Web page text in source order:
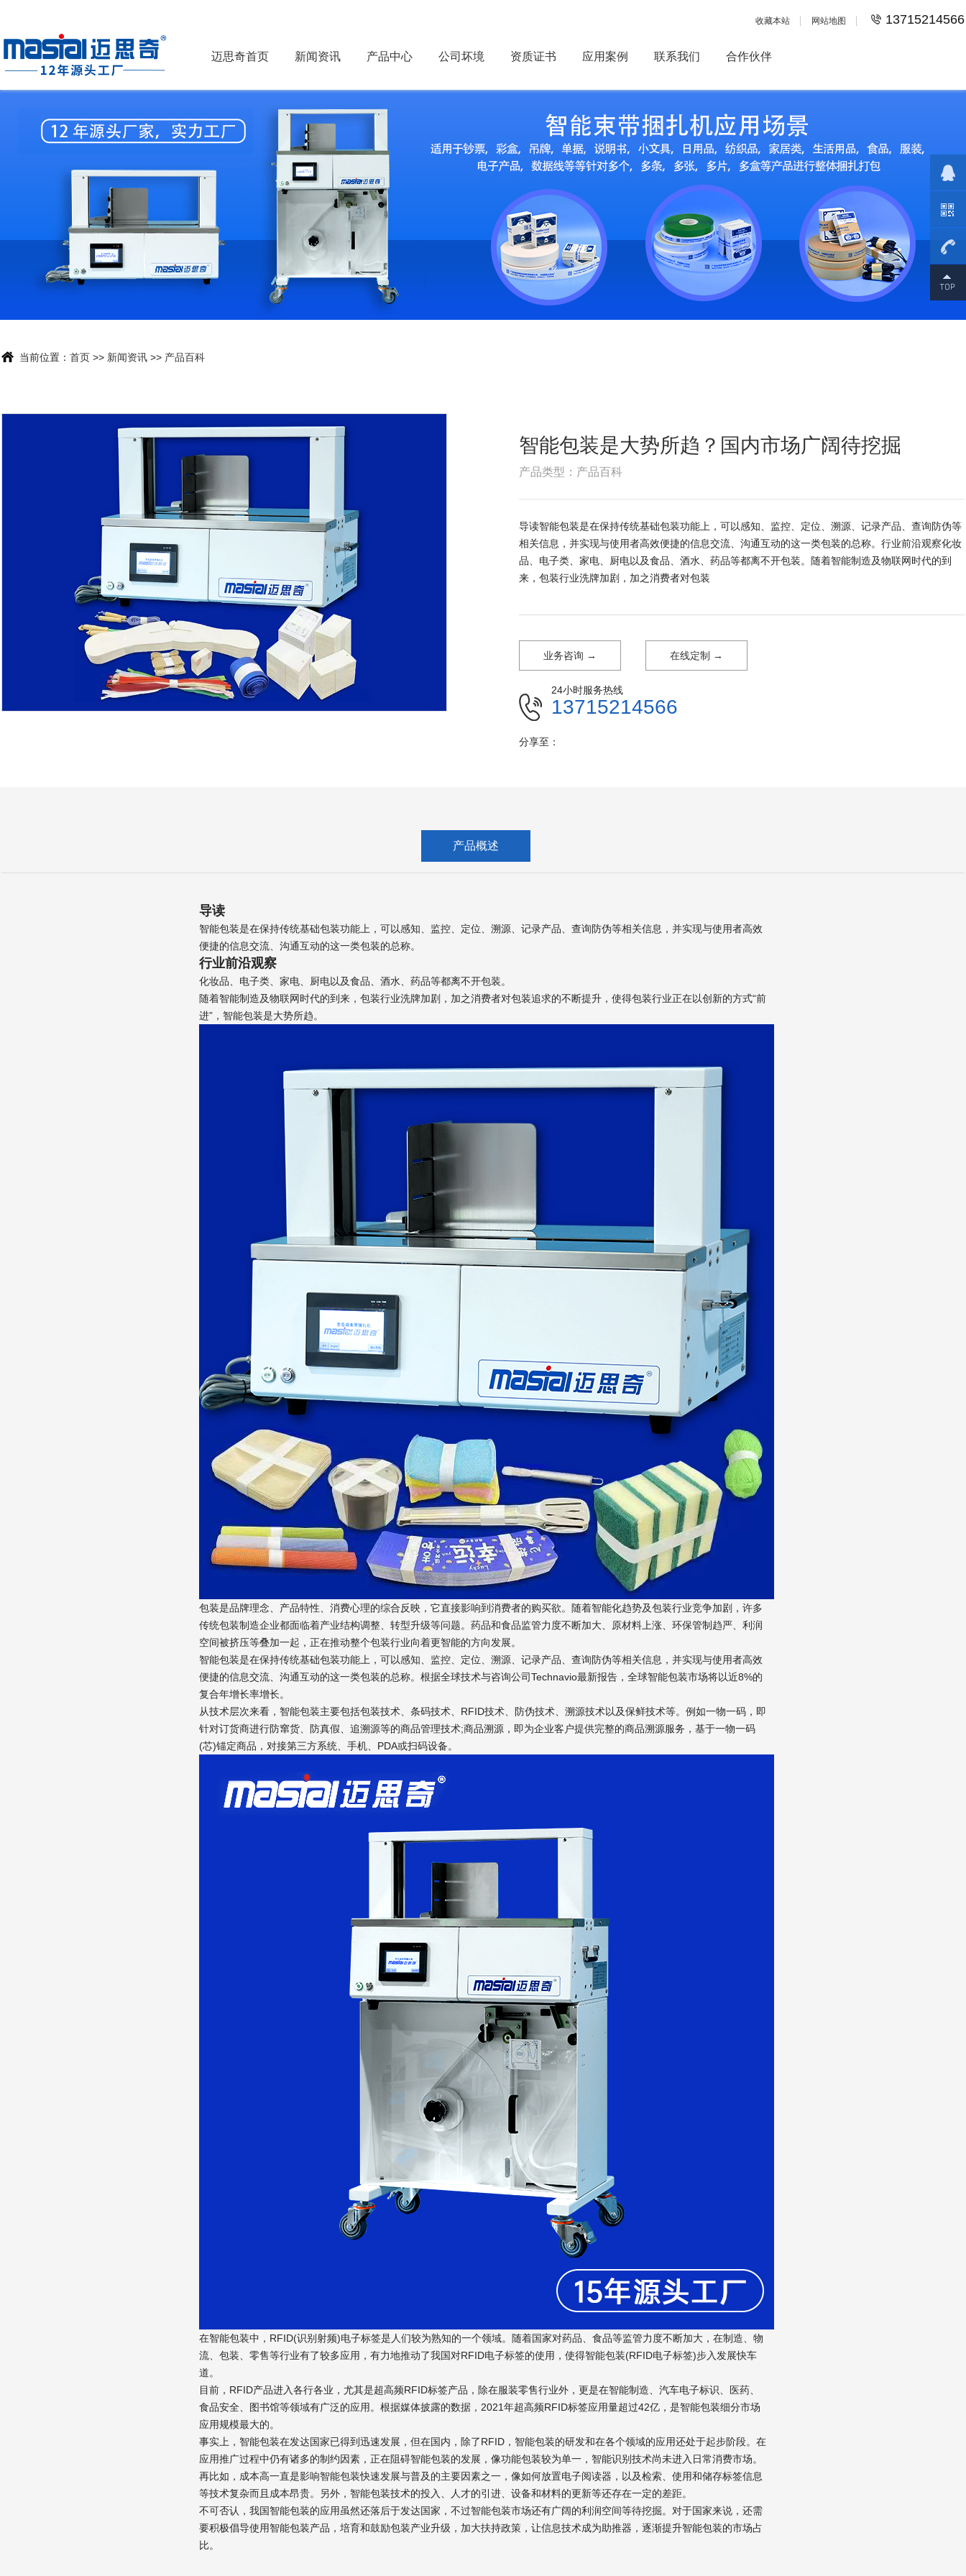
收藏本站 网站地图 13715214566
迈思奇首页 新闻资讯 产品中心 公司坏境 资质证书 应用案例 联系我们 合作伙伴
当前位置： 首页 >> 新闻资讯 >> 产品百科
智能包装是大势所趋？国内市场广阔待挖掘
产品类型：产品百科
导读智能包装是在保持传统基础包装功能上，可以感知、监控、定位、溯源、记录产品、查询防伪等
相关信息，并实现与使用者高效便捷的信息交流、沟通互动的这一类包装的总称。行业前沿观察化妆
品、电子类、家电、厨电以及食品、酒水、药品等都离不开包装。随着智能制造及物联网时代的到
来，包装行业洗牌加剧，加之消费者对包装
业务咨询 → 在线定制 →
24小时服务热线
13715214566
分享至：
产品概述
导读
智能包装是在保持传统基础包装功能上，可以感知、监控、定位、溯源、记录产品、查询防伪等相关信息，并实现与使用者高效
便捷的信息交流、沟通互动的这一类包装的总称。
行业前沿观察
化妆品、电子类、家电、厨电以及食品、酒水、药品等都离不开包装。
随着智能制造及物联网时代的到来，包装行业洗牌加剧，加之消费者对包装追求的不断提升，使得包装行业正在以创新的方式“前
进”，智能包装是大势所趋。
包装是品牌理念、产品特性、消费心理的综合反映，它直接影响到消费者的购买欲。随着智能化趋势及包装行业竞争加剧，许多
传统包装制造企业都面临着产业结构调整、转型升级等问题。药品和食品监管力度不断加大、原材料上涨、环保管制趋严、利润
空间被挤压等叠加一起，正在推动整个包装行业向着更智能的方向发展。
智能包装是在保持传统基础包装功能上，可以感知、监控、定位、溯源、记录产品、查询防伪等相关信息，并实现与使用者高效
便捷的信息交流、沟通互动的这一类包装的总称。根据全球技术与咨询公司Technavio最新报告，全球智能包装市场将以近8%的
复合年增长率增长。
从技术层次来看，智能包装主要包括包装技术、条码技术、RFID技术、防伪技术、溯源技术以及保鲜技术等。例如一物一码，即
针对订货商进行防窜货、防真假、追溯源等的商品管理技术;商品溯源，即为企业客户提供完整的商品溯源服务，基于一物一码
(芯)锚定商品，对接第三方系统、手机、PDA或扫码设备。
在智能包装中，RFID(识别射频)电子标签是人们较为熟知的一个领域。随着国家对药品、食品等监管力度不断加大，在制造、物
流、包装、零售等行业有了较多应用，有力地推动了我国对RFID电子标签的使用，使得智能包装(RFID电子标签)步入发展快车
道。
目前，RFID产品进入各行各业，尤其是超高频RFID标签产品，除在服装零售行业外，更是在智能制造、汽车电子标识、医药、
食品安全、图书馆等领域有广泛的应用。根据媒体披露的数据，2021年超高频RFID标签应用量超过42亿，是智能包装细分市场
应用规模最大的。
事实上，智能包装在发达国家已得到迅速发展，但在国内，除了RFID，智能包装的研发和在各个领域的应用还处于起步阶段。在
应用推广过程中仍有诸多的制约因素，正在阻碍智能包装的发展，像功能包装较为单一，智能识别技术尚未进入日常消费市场。
再比如，成本高一直是影响智能包装快速发展与普及的主要因素之一，像如何放置电子阅读器，以及检索、使用和储存标签信息
等技术复杂而且成本昂贵。另外，智能包装技术的投入、人才的引进、设备和材料的更新等还存在一定的差距。
不可否认，我国智能包装的应用虽然还落后于发达国家，不过智能包装市场还有广阔的利润空间等待挖掘。对于国家来说，还需
要积极倡导使用智能包装产品，培育和鼓励包装产业升级，加大扶持政策，让信息技术成为助推器，逐渐提升智能包装的市场占
比。